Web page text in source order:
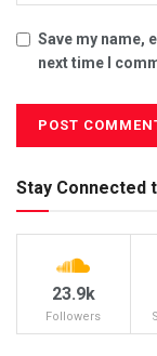
Save my name,
next time I
Stay Connected
23.9k
Followers